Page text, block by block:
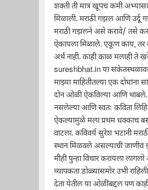
शक्ती ती मात्र खूपच कमी
मिळाली. मराठी गझल आणि उर्दू
मराठी गझलने असे करावे/ तसे
ऐकायला मिळाले. एकूण काय, तर
अर्थ नाही. काही काळ मलाही ते
sureshbhat.in या संकेतस्थळावर
माझ्या माहितीतल्या एक दोघांना
दोन ओळी ऐकविल्या आणि
नसलेल्या आणि स्वतः कविता
ऐकल्यामुळे मला प्रथम धक्काच
वाटला. कविवर्य सुरेश भटांनी
स्थान मिळवले असल्याची जाणीव
मीही पुन्हा विचार करायला
व्यापकता डोळ्यासमोर उभी
देता येतील या ओळींबद्दल पण